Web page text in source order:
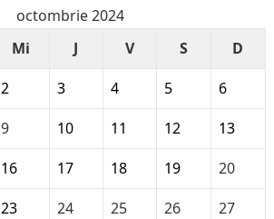
octombrie 2024
Mi J V S
D
2 3 4 5
6
9 10 11 12
13
16 17 18 19
20
23 24 25 26
27